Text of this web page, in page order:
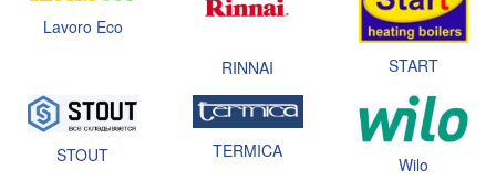
Lavoro Eco
RINNAI
START
STOUT TERMICA
Wilo